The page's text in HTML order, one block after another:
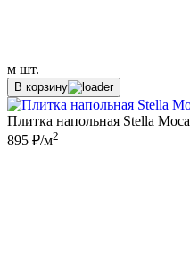
м шт.
В корзину
Плитка напольная Stella Moca
895 ₽/м2